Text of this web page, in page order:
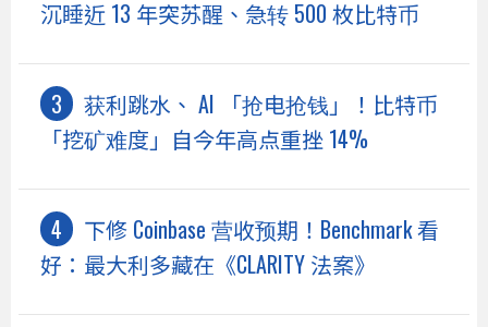
沉睡近 13 年突苏醒、急转 500 枚比特币
获利跳水、 AI 「抢电抢钱」！比特币
「挖矿难度」自今年高点重挫 14%
下修 Coinbase 营收预期！Benchmark 看
好：最大利多藏在《CLARITY 法案》